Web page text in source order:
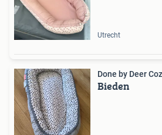
Utrecht
Done by Deer
Bieden